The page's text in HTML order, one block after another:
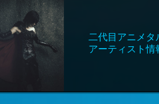
二代目アニメタ
アーティスト情